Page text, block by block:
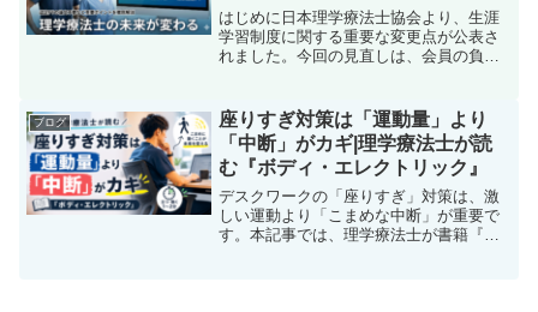
ントを徹底解説
はじめに日本理学療法士協会より、生涯
学習制度に関する重要な変更点が公表さ
れました。今回の見直しは、会員の負担
的な制度改定を見据えた段階的な措置と
なります。多くのPT...
ブログ
座りすぎ対策は「運動量」より
「中断」がカギ|理学療法士が読
む『ボディ・エレクトリック』
デスクワークの「座りすぎ」対策は、激
しい運動より「こまめな中断」が重要で
す。本記事では、理学療法士が書籍『ボ